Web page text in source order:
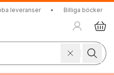
leveranser • Billiga böcker